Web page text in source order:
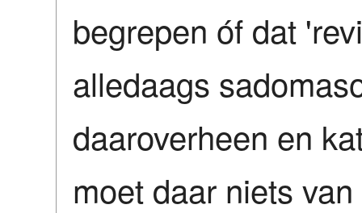
begrepen óf dat
alledaags
daaroverheen en
moet daar niets